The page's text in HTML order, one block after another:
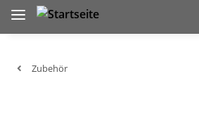
Zubehör